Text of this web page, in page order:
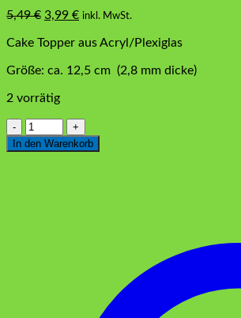
5,49€ Ursprünglicher
war:
3,99 €Aktueller
ist:
inkl. MwSt.
Cake Topper aus Acryl/Plexiglas
Größe: ca. 12,5 cm (2,8 mm dicke)
2 vorrätig
Cake
Topper
"J"
In den Warenkorb